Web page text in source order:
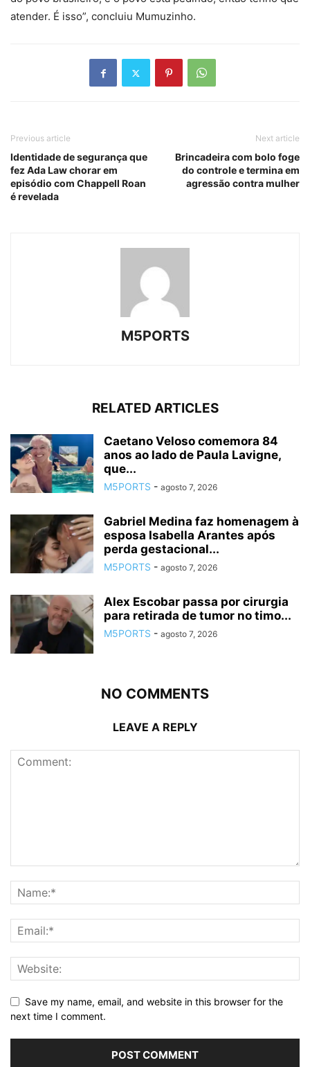
atender. É isso”, concluiu Mumuzinho.
Previous article
Identidade de segurança que
fez Ada Law chorar em
episódio com Chappell Roan
é revelada
Next article
Brincadeira com bolo foge
do controle e termina em
agressão contra mulher
M5PORTS
RELATED ARTICLES
Caetano Veloso comemora 84
anos ao lado de Paula Lavigne,
que...
M5PORTS - agosto 7, 2026
Gabriel Medina faz homenagem à
esposa Isabella Arantes após
perda gestacional...
M5PORTS - agosto 7, 2026
Alex Escobar passa por cirurgia
para retirada de tumor no timo...
M5PORTS - agosto 7, 2026
NO COMMENTS
LEAVE A REPLY
Save my name, email, and website in this browser for the
next time I comment.